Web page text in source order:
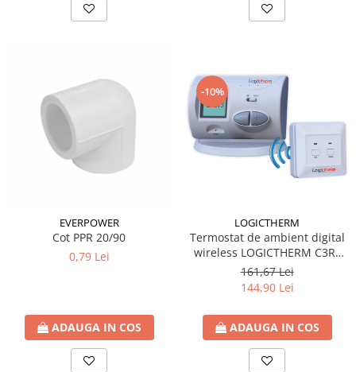
Radiatoare din aluminiu
Radiatoare CONDOR
Accesorii radiatoare
Calorifere decorative
Boilere si Puffere
Boilere termoelectrice
Accesorii Boilere Tesy
Puffer 1 serpentina
Puffer 2 serpentine
Puffer cu serpentina pentru A.C.M.
EVERPOWER
Cot PPR 20/90
0,79 Lei
ADAUGA IN COS
-10%
LOGICTHERM
Termostat de ambient digital
wireless LOGICTHERM C3RF
pentru controlul temperaturii
ambientale
161,67 Lei
144,90 Lei
ADAUGA IN COS